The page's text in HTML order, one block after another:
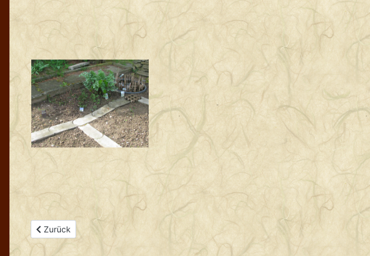
Vorheriger Beitrag: Einteilung einer Truhe
Zurück